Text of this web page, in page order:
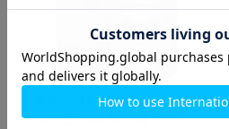
iPhone16 A3286
(MYE23J/A) 512GB ブラッ